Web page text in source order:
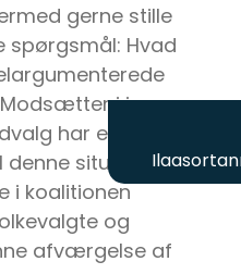
gerne stille
spørgsmål: Hvad
i jer
har erklæret
denne situation
i koalitionen
og
afværgelse af